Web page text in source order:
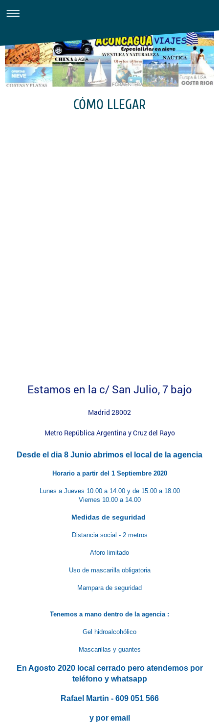
CÓMO LLEGAR
Estamos en la c/ San Julio, 7 bajo
Madrid 28002
Metro República Argentina y Cruz del Rayo
Desde el dia 8 Junio abrimos el local de la agencia
Horario a partir del 1 Septiembre 2020
Lunes a Jueves 10.00 a 14.00 y de 15.00 a 18.00
Viernes 10.00 a 14.00
Medidas de seguridad
Distancia social - 2 metros
Aforo limitado
Uso de mascarilla obligatoria
Mampara de seguridad
Tenemos a mano dentro de la agencia :
Gel hidroalcohólico
Mascarillas y guantes
En Agosto 2020 local cerrado pero atendemos por
teléfono y whatsapp
Rafael Martin - 609 051 566
y por email